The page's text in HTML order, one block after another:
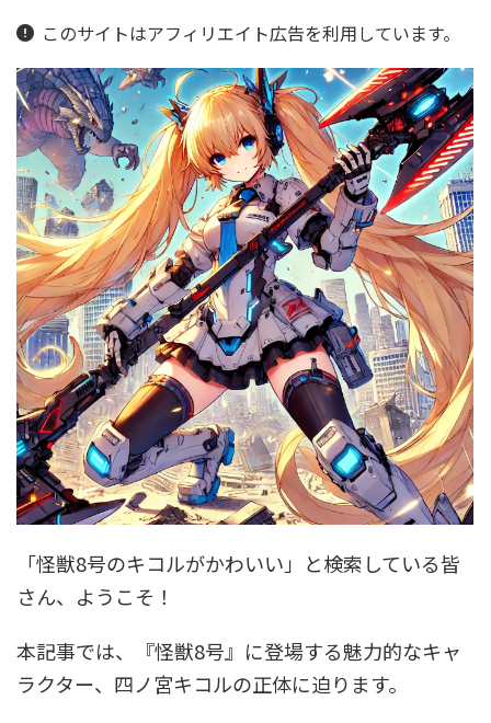
このサイトはアフィリエイト広告を利用しています。
「怪獣8号のキコルがかわいい」と検索している皆
さん、ようこそ！
本記事では、『怪獣8号』に登場する魅力的なキャ
ラクター、四ノ宮キコルの正体に迫ります。